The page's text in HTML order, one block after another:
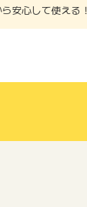
安心して使える！